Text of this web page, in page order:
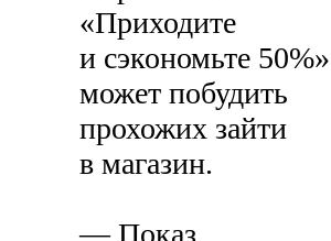
«Приходите
и сэкономьте 50%»
может побудить
прохожих зайти
в магазин.